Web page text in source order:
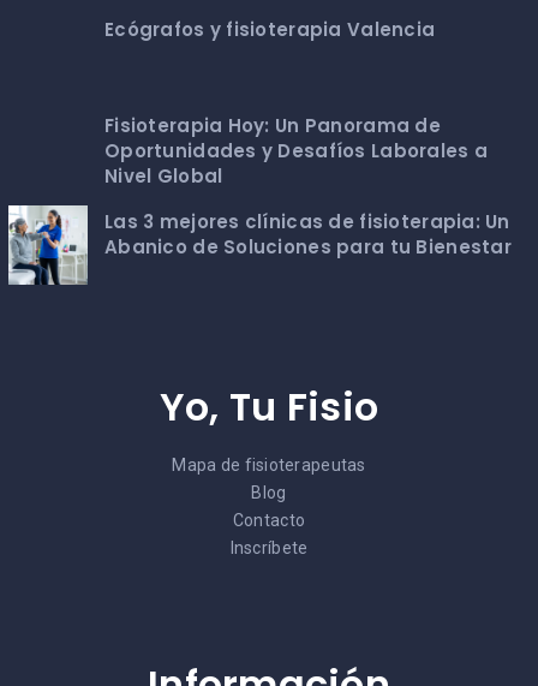
Ecógrafos y fisioterapia Valencia
Fisioterapia Hoy: Un Panorama de
Oportunidades y Desafíos Laborales a
Nivel Global
Las 3 mejores clínicas de fisioterapia: Un
Abanico de Soluciones para tu Bienestar
Yo, Tu Fisio
Mapa de fisioterapeutas
Blog
Contacto
Inscríbete